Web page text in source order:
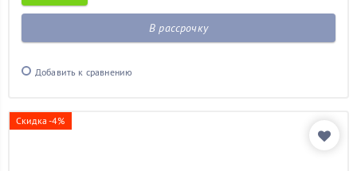
В рассрочку
Добавить к сравнению
Скидка -4%